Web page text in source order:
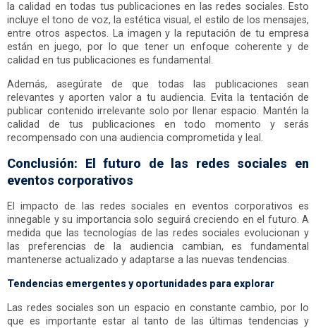
la calidad en todas tus publicaciones en las redes sociales. Esto
incluye el tono de voz, la estética visual, el estilo de los mensajes,
entre otros aspectos. La imagen y la reputación de tu empresa
están en juego, por lo que tener un enfoque coherente y de
calidad en tus publicaciones es fundamental.
Además, asegúrate de que todas las publicaciones sean
relevantes y aporten valor a tu audiencia. Evita la tentación de
publicar contenido irrelevante solo por llenar espacio. Mantén la
calidad de tus publicaciones en todo momento y serás
recompensado con una audiencia comprometida y leal.
Conclusión: El futuro de las redes sociales en
eventos corporativos
El impacto de las redes sociales en eventos corporativos es
innegable y su importancia solo seguirá creciendo en el futuro. A
medida que las tecnologías de las redes sociales evolucionan y
las preferencias de la audiencia cambian, es fundamental
mantenerse actualizado y adaptarse a las nuevas tendencias.
Tendencias emergentes y oportunidades para explorar
Las redes sociales son un espacio en constante cambio, por lo
que es importante estar al tanto de las últimas tendencias y